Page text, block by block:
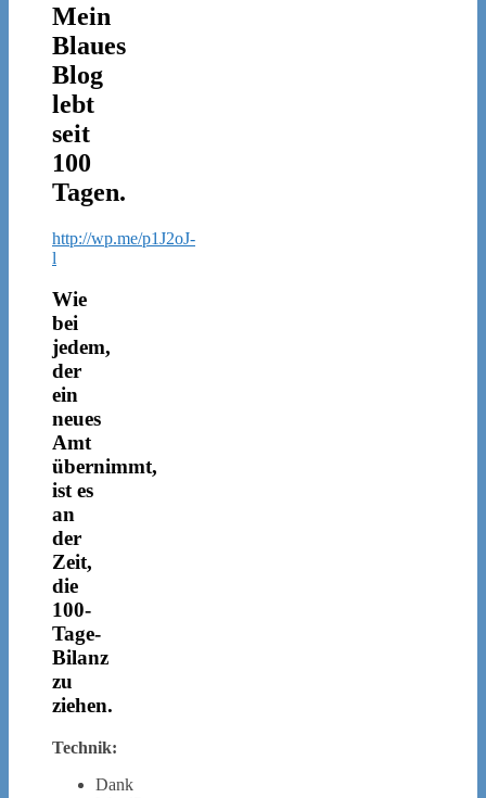
Mein
Blaues
Blog
lebt
seit
100
Tagen.
http://wp.me/p1J2oJ-
l
Wie
bei
jedem,
der
ein
neues
Amt
übernimmt,
ist es
an
der
Zeit,
die
100-
Tage-
Bilanz
zu
ziehen.
Technik:
Dank